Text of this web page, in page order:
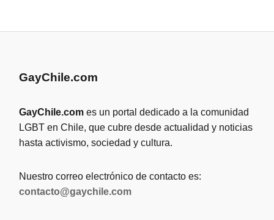
GayChile.com
GayChile.com es un portal dedicado a la comunidad
LGBT en Chile, que cubre desde actualidad y noticias
hasta activismo, sociedad y cultura.
Nuestro correo electrónico de contacto es:
contacto@gaychile.com